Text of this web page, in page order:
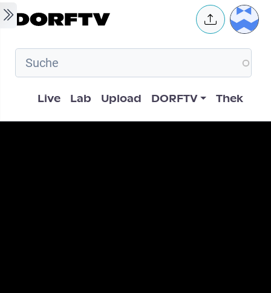
Skip to main content User
Hauptnavigation
Live Lab Upload DORFTV Thek